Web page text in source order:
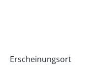
Erscheinungsort